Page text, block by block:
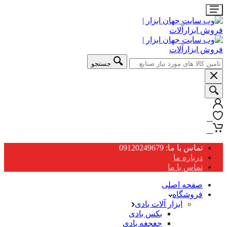
جستجو
تماس با ما: 09120249679
درباره ما
تماس با ما
صفحه اصلی
فروشگاه
ابزار آلات بادی
بکس بادی
جغجغه بادی